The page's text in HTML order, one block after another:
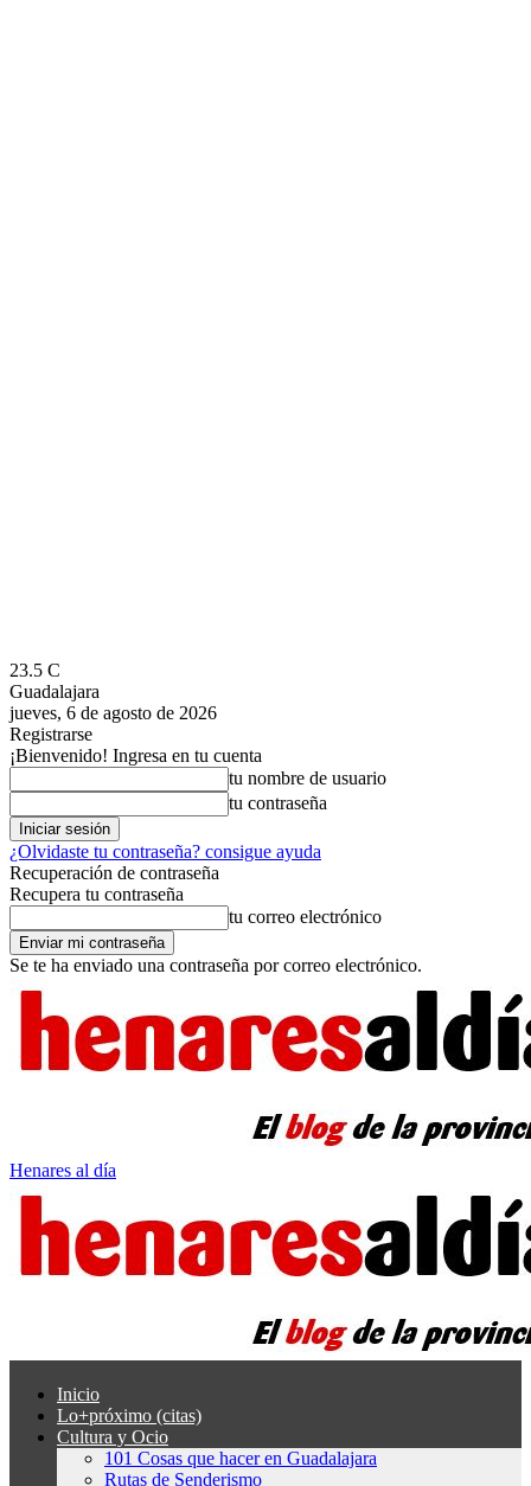
23.5 C
Guadalajara
jueves, 6 de agosto de 2026
Registrarse
¡Bienvenido! Ingresa en tu cuenta
tu nombre de usuario
tu contraseña
¿Olvidaste tu contraseña? consigue ayuda
Recuperación de contraseña
Recupera tu contraseña
tu correo electrónico
Se te ha enviado una contraseña por correo electrónico.
Henares al día
Inicio
Lo+próximo (citas)
Cultura y Ocio
101 Cosas que hacer en Guadalajara
Rutas de Senderismo